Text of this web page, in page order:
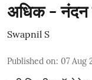
अधिक - नंदन
Swapnil S
Published on: 07 Aug